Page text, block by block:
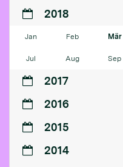
2018
Jan Feb Mär
Jul Aug Sep
2017
2016
2015
2014